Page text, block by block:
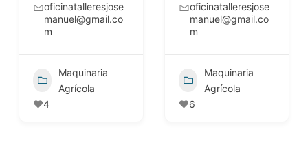
oficinatalleresjose
manuel@gmail.co
m
Maquinaria
Agrícola
4
oficinatalleresjose
manuel@gmail.co
m
Maquinaria
Agrícola
6